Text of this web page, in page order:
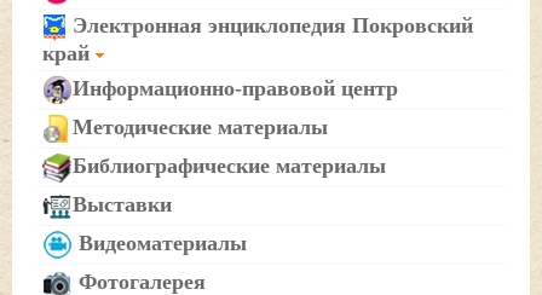
Электронная энциклопедия Покровский
край
Информационно-правовой центр
Методические материалы
Библиографические материалы
Выставки
Видеоматериалы
Фотогалерея